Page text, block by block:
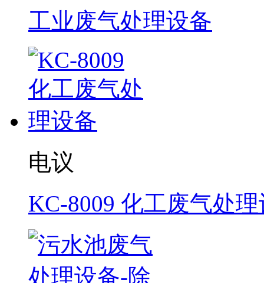
工业废气处理设备
电议
KC-8009 化工废气处